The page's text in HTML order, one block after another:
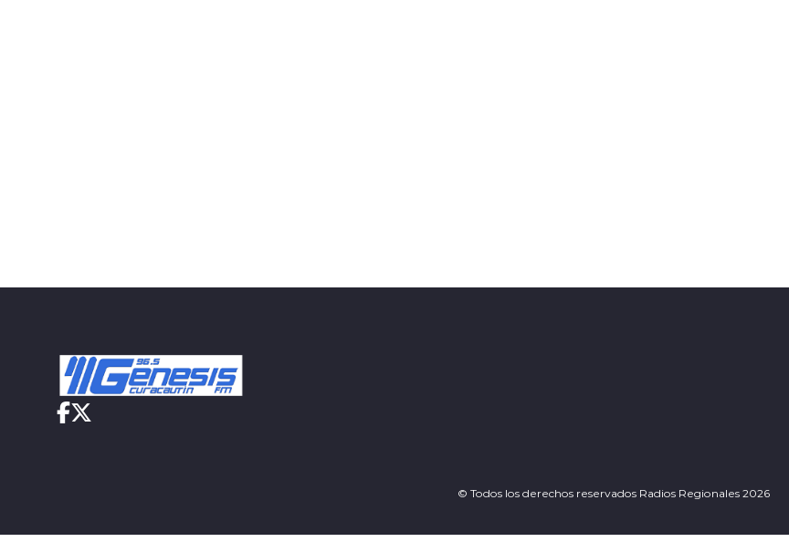
© Todos los derechos reservados Radios Regionales 2026